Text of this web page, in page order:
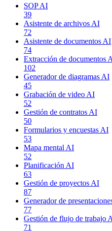
SOP AI
39
Asistente de archivos AI
72
Asistente de documentos AI
74
Extracción de documentos
102
Generador de diagramas AI
45
Grabación de video AI
52
Gestión de contratos AI
50
Formularios y encuestas AI
53
Mapa mental AI
52
Planificación AI
63
Gestión de proyectos AI
87
Generador de
77
Gestión de flujo de trabajo
71